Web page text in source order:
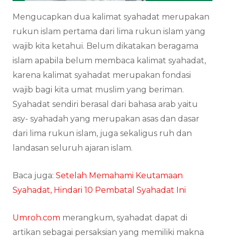
Mengucapkan dua kalimat syahadat merupakan
rukun islam pertama dari lima rukun islam yang
wajib kita ketahui. Belum dikatakan beragama
islam apabila belum membaca kalimat syahadat,
karena kalimat syahadat merupakan fondasi
wajib bagi kita umat muslim yang beriman.
Syahadat sendiri berasal dari bahasa arab yaitu
asy- syahadah yang merupakan asas dan dasar
dari lima rukun islam, juga sekaligus ruh dan
landasan seluruh ajaran islam.
Baca juga: Setelah Memahami Keutamaan
Syahadat, Hindari 10 Pembatal Syahadat Ini
Umroh.com merangkum, syahadat dapat di
artikan sebagai persaksian yang memiliki makna